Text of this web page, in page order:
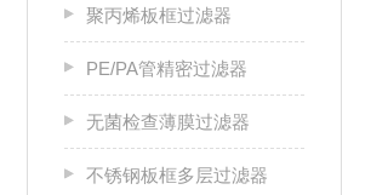
聚丙烯板框过滤器
PE/PA管精密过滤器
无菌检查薄膜过滤器
不锈钢板框多层过滤器